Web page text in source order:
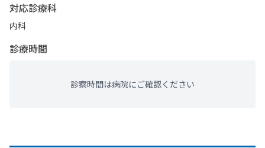
対応診療科
内科
診療時間
診察時間は病院にご確認ください